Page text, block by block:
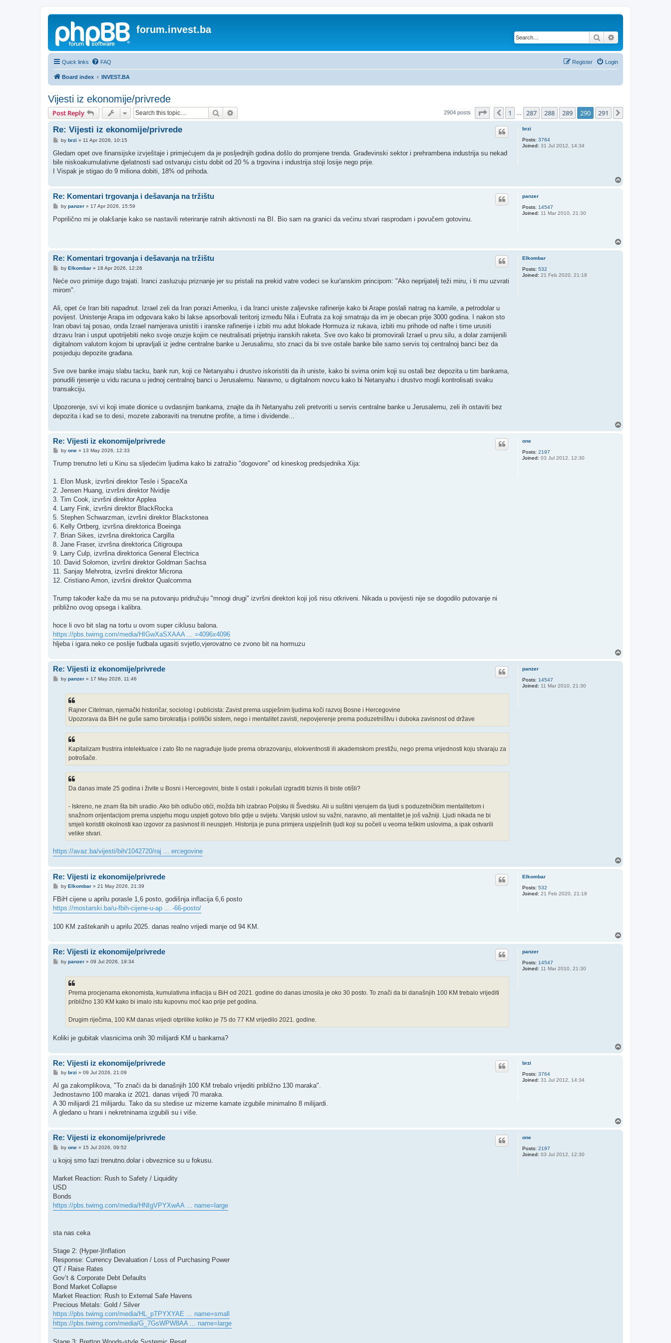
forum.invest.ba
Search
Quick links FAQ Login
Register
Board index INVEST.BA
Vijesti iz ekonomije/privrede
Post Reply Search 2904 posts Page 290 of 291
Previous
1 287 288 289 290 291
brzi
Posts: 3764
Joined: 31 Jul 2012, 14:34
Re: Vijesti iz ekonomije/privrede
P
s
by brzi » 11 Apr 2026, 10:15
Gledam opet ove finansijske izvještaje i primjećujem da je posljednjih godina došlo do promjene trenda. Građevinski sektor i prehrambena industrija su nekad
bile niskoakumulativne djelatnosti sad ostvaruju cistu dobit od 20 % a trgovina i industrija stoji losije nego prije.
I Vispak je stigao do 9 miliona dobiti, 18% od prihoda.
panzer
Posts: 14547
Joined: 11 Mar 2010, 21:30
Re: Komentari trgovanja i dešavanja na tržištu
P
s
by panzer» 17 Apr 2026, 15:59
Poprilično mi je olakšanje kako se nastavili reteriranje ratnih aktivnosti na BI. Bio sam na granici da većinu stvari rasprodam i povučem gotovinu.
Elkombar
Posts: 532
Joined: 21 Feb 2020, 21:18
Re: Komentari trgovanja i dešavanja na tržištu
P
s
by Elkombar» 18 Apr 2026, 12:26
Neće ovo primirje dugo trajati. Iranci zasluzuju priznanje jer su pristali na prekid vatre vodeci se kur'anskim principom: "Ako neprijatelj teži miru, i ti mu uzvrati
mirom".
Ali, opet će Iran biti napadnut. Izrael zeli da Iran porazi Ameriku, i da Iranci uniste zaljevske rafinerije kako bi Arape poslali natrag na kamile, a petrodolar u
povijest. Unistenje Arapa im odgovara kako bi lakse apsorbovali teritorij između Nila i Eufrata za koji smatraju da im je obecan prije 3000 godina. I nakon sto
Iran obavi taj posao, onda Izrael namjerava unistiti i iranske rafinerije i izbiti mu adut blokade Hormuza iz rukava, izbiti mu prihode od nafte i time urusiti
drzavu Iran i usput upotrijebiti neko svoje oruzje kojim ce neutralisati prijetnju iranskih raketa. Sve ovo kako bi promovirali Izrael u prvu silu, a dolar zamijenili
digitalnom valutom kojom bi upravljali iz jedne centralne banke u Jerusalimu, sto znaci da bi sve ostale banke bile samo servis toj centralnoj banci bez da
posjeduju depozite građana.
Sve ove banke imaju slabu tacku, bank run, koji ce Netanyahu i drustvo iskoristiti da ih uniste, kako bi svima onim koji su ostali bez depozita u tim bankama,
ponudili rjesenje u vidu racuna u jednoj centralnoj banci u Jerusalemu. Naravno, u digitalnom novcu kako bi Netanyahu i drustvo mogli kontrolisati svaku
transakciju.
Upozorenje, svi vi koji imate dionice u ovdasnjim bankama, znajte da ih Netanyahu zeli pretvoriti u servis centralne banke u Jerusalemu, zeli ih ostaviti bez
depozita i kad se to desi, mozete zaboraviti na trenutne profite, a time i dividende...
one
Posts: 2197
Joined: 03 Jul 2012, 12:30
Re: Vijesti iz ekonomije/privrede
P
s
by one» 13 May 2026, 12:33
Trump trenutno leti u Kinu sa sljedećim ljudima kako bi zatražio "dogovore" od kineskog predsjednika Xija:
1. Elon Musk, izvršni direktor Tesle i SpaceXa
2. Jensen Huang, izvršni direktor Nvidije
3. Tim Cook, izvršni direktor Applea
4. Larry Fink, izvršni direktor BlackRocka
5. Stephen Schwarzman, izvršni direktor Blackstonea
6. Kelly Ortberg, izvršna direktorica Boeinga
7. Brian Sikes, izvršna direktorica Cargilla
8. Jane Fraser, izvršna direktorica Citigroupa
9. Larry Culp, izvršna direktorica General Electrica
10. David Solomon, izvršni direktor Goldman Sachsa
11. Sanjay Mehrotra, izvršni direktor Microna
12. Cristiano Amon, izvršni direktor Qualcomma
Trump također kaže da mu se na putovanju pridružuju "mnogi drugi" izvršni direktori koji još nisu otkriveni. Nikada u povijesti nije se dogodilo putovanje ni
približno ovog opsega i kalibra.
hoce li ovo bit slag na tortu u ovom super ciklusu balona.
https://pbs.twimg.com/media/HIGwXaSXAAA ... =4096x4096
hljeba i igara.neko ce poslije fudbala ugasiti svjetlo,vjerovatno ce zvono bit na hormuzu
panzer
Posts: 14547
Joined: 11 Mar 2010, 21:30
Re: Vijesti iz ekonomije/privrede
Pby panzer» 17 May 2026, 11:46
Rajner Citelman, njemački historičar, sociolog i publicista: Zavist prema uspješnim ljudima koči razvoj Bosne i Hercegovine
Upozorava da BiH ne guše samo birokratija i politički sistem, nego i mentalitet zavisti, nepovjerenje prema poduzetništvu i duboka zavisnost od države
Kapitalizam frustrira intelektualce i zato što ne nagrađuje ljude prema obrazovanju, elokventnosti ili akademskom prestižu, nego prema vrijednosti koju stvaraju za
potrošače.
Da danas imate 25 godina i živite u Bosni i Hercegovini, biste li ostali i pokušali izgraditi biznis ili biste otišli?
- Iskreno, ne znam šta bih uradio. Ako bih odlučio otići, možda bih izabrao Poljsku ili Švedsku. Ali u suštini vjerujem da ljudi s poduzetničkim mentalitetom i
snažnom orijentacijom prema uspjehu mogu uspjeti gotovo bilo gdje u svijetu. Vanjski uslovi su važni, naravno, ali mentalitet je još važniji. Ljudi nikada ne bi
smjeli koristiti okolnosti kao izgovor za pasivnost ili neuspjeh. Historija je puna primjera uspješnih ljudi koji su počeli u veoma teškim uslovima, a ipak ostvarili
velike stvari.
https://avaz.ba/vijesti/bih/1042720/raj ... ercegovine
Elkombar
Posts: 532
Joined: 21 Feb 2020, 21:18
Re: Vijesti iz ekonomije/privrede
P
s
by Elkombar» 21 May 2026, 21:39
FBiH cijene u aprilu porasle 1,6 posto, godišnja inflacija 6,6 posto
https://mostarski.ba/u-fbih-cijene-u-ap ... -66-posto/
100 KM zaštekanih u aprilu 2025. danas realno vrijedi manje od 94 KM.
panzer
Posts: 14547
Joined: 11 Mar 2010, 21:30
Re: Vijesti iz ekonomije/privrede
Pby panzer» 09 Jul 2026, 19:34
Prema procjenama ekonomista, kumulativna inflacija u BiH od 2021. godine do danas iznosila je oko 30 posto. To znači da bi današnjih 100 KM trebalo vrijediti
približno 130 KM kako bi imalo istu kupovnu moć kao prije pet godina.
Drugim riječima, 100 KM danas vrijedi otprilike koliko je 75 do 77 KM vrijedilo 2021. godine.
Koliki je gubitak vlasnicima onih 30 milijardi KM u bankama?
brzi
Posts: 3764
Joined: 31 Jul 2012, 14:34
Re: Vijesti iz ekonomije/privrede
Pby brzi » 09 Jul 2026, 21:09
Al ga zakomplikova, "To znači da bi današnjih 100 KM trebalo vrijediti približno 130 maraka".
Jednostavno 100 maraka iz 2021. danas vrijedi 70 maraka.
A 30 milijardi 21 milijardu. Tako da su stedise uz mizerne kamate izgubile minimalno 8 milijardi.
A gledano u hrani i nekretninama izgubili su i više.
one
Posts: 2197
Joined: 03 Jul 2012, 12:30
Re: Vijesti iz ekonomije/privrede
P
s
by one» 15 Jul 2026, 09:52
u kojoj smo fazi trenutno.dolar i obveznice su u fokusu.
Market Reaction: Rush to Safety / Liquidity
USD
Bonds
https://pbs.twimg.com/media/HNIgVPYXwAA ... name=large
sta nas ceka
Stage 2: (Hyper-)Inflation
Response: Currency Devaluation / Loss of Purchasing Power
QT / Raise Rates
Gov’t & Corporate Debt Defaults
Bond Market Collapse
Market Reaction: Rush to External Safe Havens
Precious Metals: Gold / Silver
https://pbs.twimg.com/media/HL_pTPYXYAE ... name=small
https://pbs.twimg.com/media/G_7GsWPW8AA ... name=large